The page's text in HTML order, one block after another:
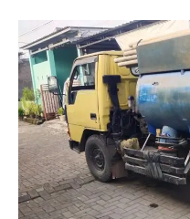
Sedot
WC
Malang
Terpercaya